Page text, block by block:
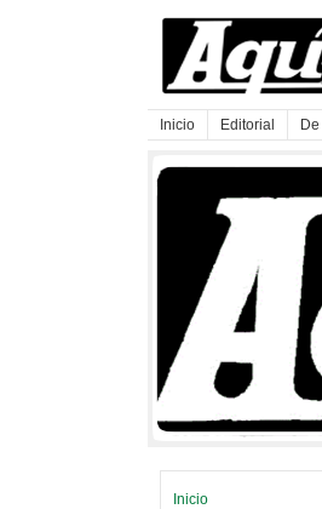
Inicio Editorial
Inicio